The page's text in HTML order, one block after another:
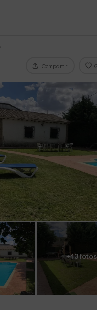
Compartir
+43 fotos